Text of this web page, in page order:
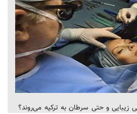
زیبایی و حتی سرطان به ترکیه می‌روند؟